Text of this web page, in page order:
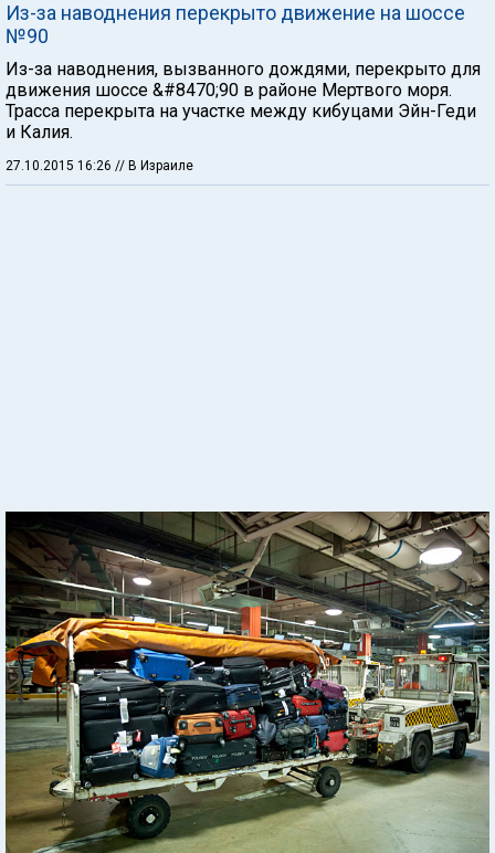
Из-за наводнения перекрыто движение на шоссе
№90
Из-за наводнения, вызванного дождями, перекрыто для
движения шоссе &#8470;90 в районе Мертвого моря.
Трасса перекрыта на участке между кибуцами Эйн-Геди
и Калия.
27.10.2015 16:26 // В Израиле